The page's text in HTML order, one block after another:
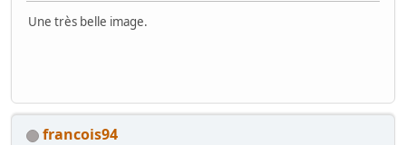
Une très belle image.
francois94